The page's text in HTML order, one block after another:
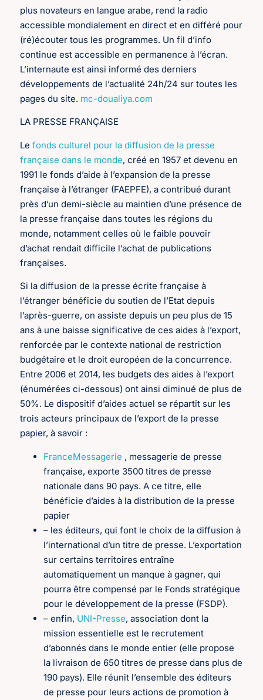
plus novateurs en langue arabe, rend la radio
accessible mondialement en direct et en différé pour
(ré)écouter tous les programmes. Un fil d’info
continue est accessible en permanence à l’écran.
L’internaute est ainsi informé des derniers
développements de l’actualité 24h/24 sur toutes les
pages du site. mc-doualiya.com
LA PRESSE FRANÇAISE
Lefonds culturel pour la diffusion de la presse
française dans le monde, créé en 1957 et devenu en
1991 le fonds d’aide à l’expansion de la presse
française à l’étranger (FAEPFE), a contribué durant
près d’un demi-siècle au maintien d’une présence de
la presse française dans toutes les régions du
monde, notamment celles où le faible pouvoir
d’achat rendait difficile l’achat de publications
françaises.
Si la diffusion de la presse écrite française à
l’étranger bénéficie du soutien de l’Etat depuis
l’après-guerre, on assiste depuis un peu plus de 15
ans à une baisse significative de ces aides à l’export,
renforcée par le contexte national de restriction
budgétaire et le droit européen de la concurrence.
Entre 2006 et 2014, les budgets des aides à l’export
(énumérées ci-dessous) ont ainsi diminué de plus de
50%. Le dispositif d’aides actuel se répartit sur les
trois acteurs principaux de l’export de la presse
papier, à savoir :
FranceMessagerie , messagerie de presse
française, exporte 3500 titres de presse
nationale dans 90 pays. A ce titre, elle
bénéficie d’aides à la distribution de la presse
papier
– les éditeurs, qui font le choix de la diffusion à
l’international d’un titre de presse. L’exportation
sur certains territoires entraîne
automatiquement un manque à gagner, qui
pourra être compensé par le Fonds stratégique
pour le développement de la presse (FSDP).
– enfin, UNI-Presse, association dont la
mission essentielle est le recrutement
d’abonnés dans le monde entier (elle propose
la livraison de 650 titres de presse dans plus de
190 pays). Elle réunit l’ensemble des éditeurs
de presse pour leurs actions de promotion à